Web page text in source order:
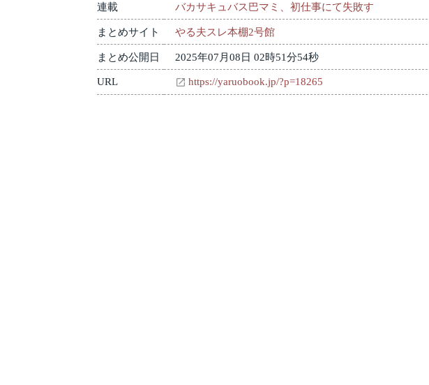
連載 バカサキュバス巴マミ、初仕事にて失敗す
まとめサイト やる夫スレ本棚2号館
まとめ公開日 2025年07月08日 02時51分54秒
URL https://yaruobook.jp/?p=18265